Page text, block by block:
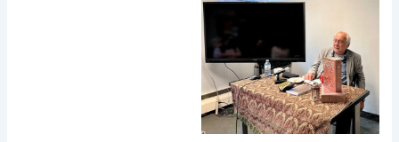
نشست
«حافظ
و
باژگویی»
با